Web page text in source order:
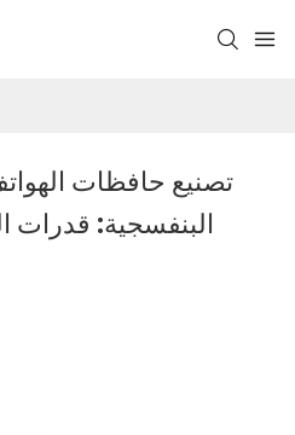
تصنيع حافظات
البنفسجية: قدرات